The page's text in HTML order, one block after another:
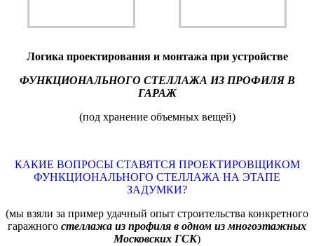
Логика проектирования и монтажа при устройстве
ФУНКЦИОНАЛЬНОГО СТЕЛЛАЖА ИЗ ПРОФИЛЯ В
ГАРАЖ
(под хранение объемных вещей)
КАКИЕ ВОПРОСЫ СТАВЯТСЯ ПРОЕКТИРОВЩИКОМ
ФУНКЦИОНАЛЬНОГО СТЕЛЛАЖА НА ЭТАПЕ
ЗАДУМКИ?
(мы взяли за пример удачный опыт строительства конкретного
гаражного стеллажа из профиля в одном из многоэтажных
Московских ГСК)